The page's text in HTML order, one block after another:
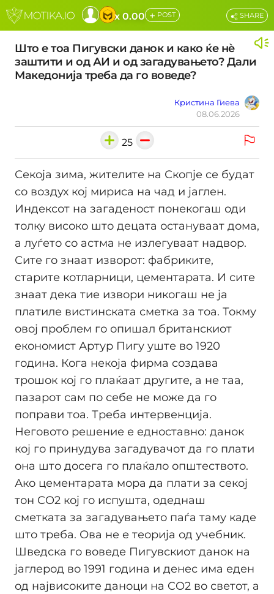
x 0.00 + POST
Што е тоа Пигувски данок и како ќе нѐ
заштити и од АИ и од загадувањето? Дали
Македонија треба да го воведе?
Кристина Гиева
08.06.2026
SHARE
25
Секоја зима, жителите на Скопје се будат
со воздух кој мириса на чад и јаглен.
Индексот на загаденост понекогаш оди
толку високо што децата остануваат дома,
а луѓето со астма не излегуваат надвор.
Сите го знаат изворот: фабриките,
старите котларници, цементарата. И сите
знаат дека тие извори никогаш не ја
платиле вистинската сметка за тоа. Токму
овој проблем го опишал британскиот
економист Артур Пигу уште во 1920
година. Кога некоја фирма создава
трошок кој го плаќаат другите, а не таа,
пазарот сам по себе не може да го
поправи тоа. Треба интервенција.
Неговото решение е едноставно: данок
кој го принудува загадувачот да го плати
она што досега го плаќало општеството.
Ако цементарата мора да плати за секој
тон CO2 кој го испушта, одеднаш
сметката за загадувањето паѓа таму каде
што треба. Ова не е теорија од учебник.
Шведска го воведе Пигувскиот данок на
јаглерод во 1991 година и денес има еден
од највисоките даноци на CO2 во светот, а